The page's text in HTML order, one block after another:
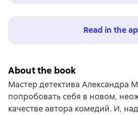
Read in the
About the book
Мастер детектива Александра
попробовать себя в новом,
качестве автора комедий. И,